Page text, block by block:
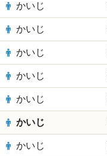
かいじ
かいじ
かいじ
かいじ
かいじ
かいじ
かいじ